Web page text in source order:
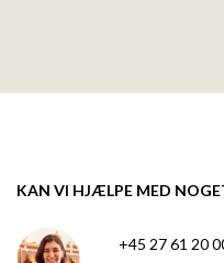
KAN VI HJÆLPE MED
+45 27 61 20